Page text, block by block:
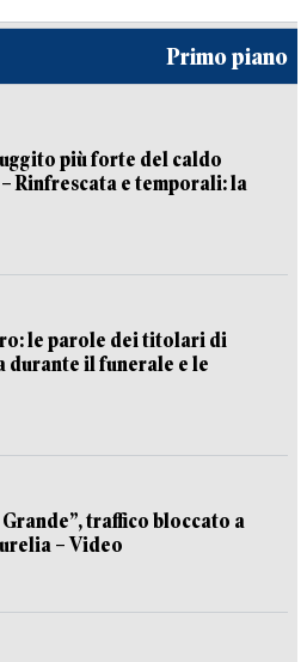
Primo piano
più forte del caldo
Rinfrescata e temporali: la
le parole dei titolari di
durante il funerale e le
traffico bloccato a
– Video